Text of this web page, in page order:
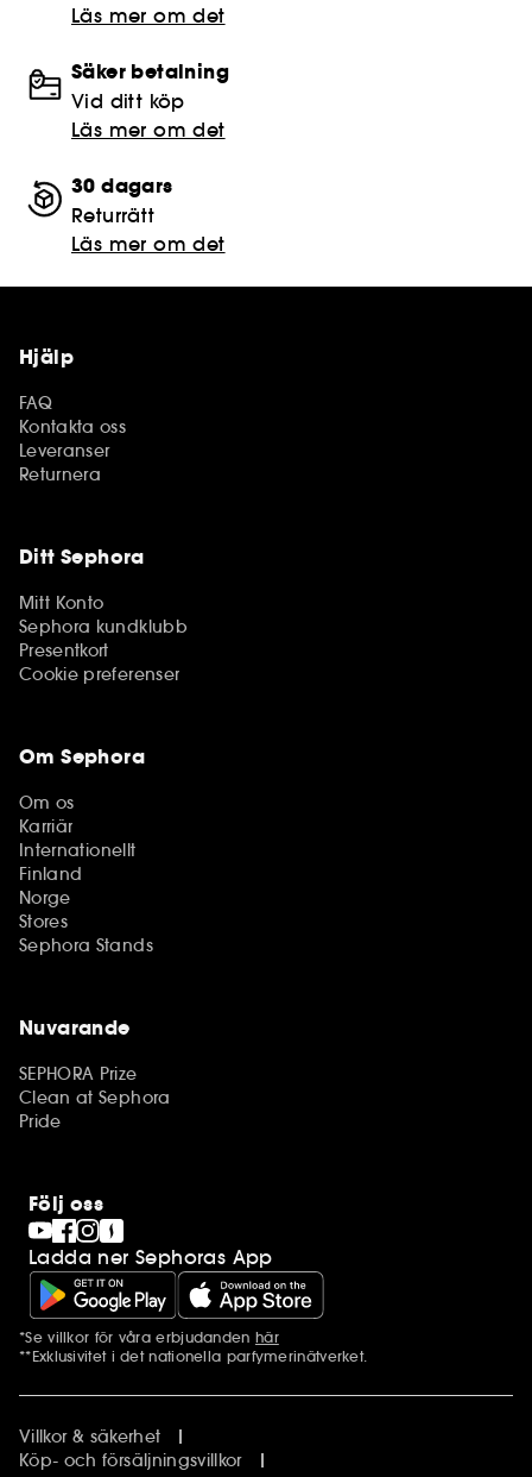
Läs mer om det
Säker betalning
Vid ditt köp
Läs mer om det
30 dagars
Returrätt
Läs mer om det
Hjälp
FAQ
Kontakta oss
Leveranser
Returnera
Ditt Sephora
Mitt Konto
Sephora kundklubb
Presentkort
Cookie preferenser
Om Sephora
Om os
Karriär
Internationellt
Finland
Norge
Stores
Sephora Stands
Nuvarande
SEPHORA Prize
Clean at Sephora
Pride
Följ oss
Ladda ner Sephoras App
Ytterligare information
*Se villkor för våra erbjudanden här
**Exklusivitet i det nationella parfymerinätverket.
Villkor & säkerhet
Köp- och försäljningsvillkor